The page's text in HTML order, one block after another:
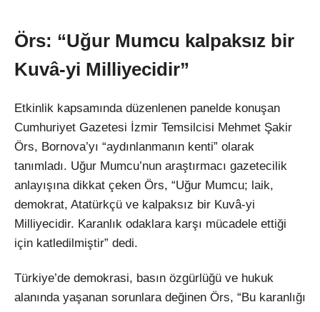
Örs: “Uğur Mumcu kalpaksız bir
Kuvâ-yi Milliyecidir”
Etkinlik kapsamında düzenlenen panelde konuşan
Cumhuriyet Gazetesi İzmir Temsilcisi Mehmet Şakir
Örs, Bornova’yı “aydınlanmanın kenti” olarak
tanımladı. Uğur Mumcu’nun araştırmacı gazetecilik
anlayışına dikkat çeken Örs, “Uğur Mumcu; laik,
demokrat, Atatürkçü ve kalpaksız bir Kuvâ-yi
Milliyecidir. Karanlık odaklara karşı mücadele ettiği
için katledilmiştir” dedi.
Türkiye’de demokrasi, basın özgürlüğü ve hukuk
alanında yaşanan sorunlara değinen Örs, “Bu karanlığı